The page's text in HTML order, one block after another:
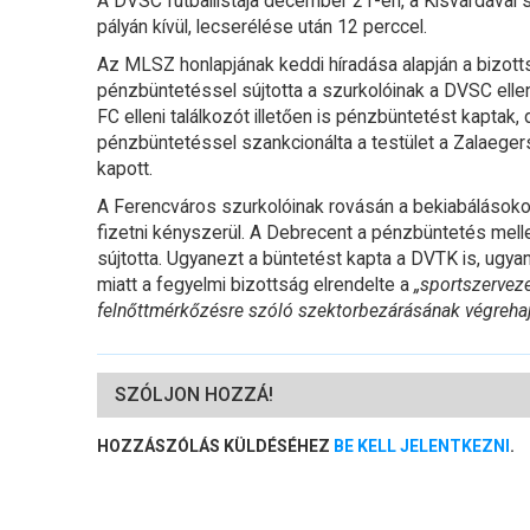
pályán kívül, lecserélése után 12 perccel.
Az MLSZ honlapjának keddi híradása alapján a
pénzbüntetéssel sújtotta a szurkolóinak a DVSC
FC elleni találkozót illetően is pénzbüntetést kaptak,
pénzbüntetéssel szankcionálta a testület a
kapott.
A Ferencváros szurkolóinak rovásán a
fizetni kényszerül. A Debrecent a pénzbüntetés
sújtotta. Ugyanezt a büntetést kapta a DVTK is,
miatt a fegyelmi bizottság elrendelte a
felnőttmérkőzésre szóló szektorbezárásának
SZÓLJON HOZZÁ!
HOZZÁSZÓLÁS KÜLDÉSÉHEZ BE KELL JELENTKEZNI .